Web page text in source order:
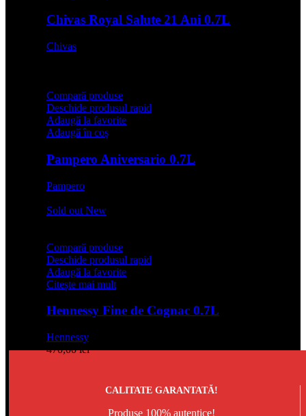
Chivas Royal Salute 21 Ani 0.7L
Chivas
Compară produse
Deschide produsul rapid
Adaugă la favorite
Adaugă în coș
Pampero Aniversario 0.7L
Pampero
Sold out New
Compară produse
Deschide produsul rapid
Adaugă la favorite
Citește mai mult
Hennessy Fine de Cognac 0.7L
Hennessy
470,00lei
CALITATE GARANTATĂ!
Produse 100% autentice!